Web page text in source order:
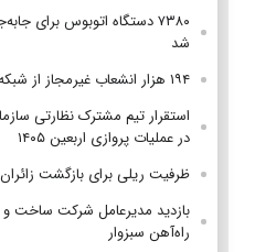
۷۳۸۰ دستگاه اتوبوس برای
شد
۱۹۴ هزار انشعاب غیرمجاز از شبکه برق جمع‌آوری شد
استقرار تیم مشترک نظارتی
در عملیات پروازی اربعین ۱۴۰۵
ظرفیت ریلی برای بازگشت
بازدید مدیرعامل شرکت ساخت
راه‌آهن سبزوار